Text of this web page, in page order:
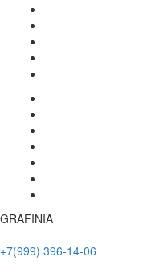
GRAFINIA
+7(999) 396-14-06